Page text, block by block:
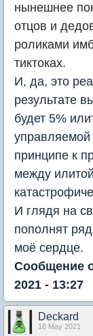
нынешнее
отцов и
роликами
тиктоках.
И, да, это
результате
будет 5%
принципе к
между
И глядя на
пополнят
моё сердце.
Сообщение
2021 - 13:27
Deckard
18 May 2021